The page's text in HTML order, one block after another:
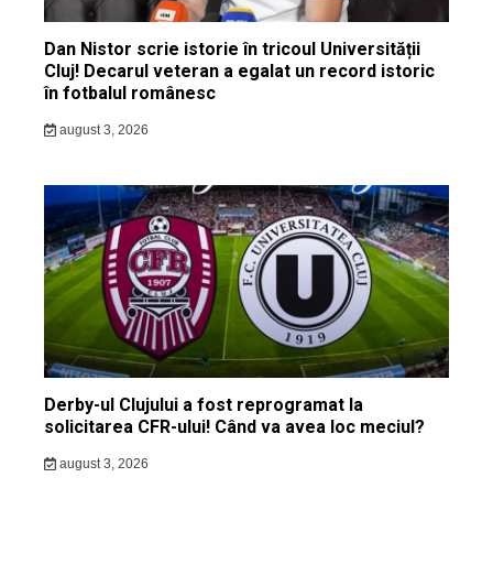
Dan Nistor scrie istorie în tricoul Universității
Cluj! Decarul veteran a egalat un record istoric
în fotbalul românesc
august 3, 2026
Derby-ul Clujului a fost reprogramat la
solicitarea CFR-ului! Când va avea loc meciul?
august 3, 2026